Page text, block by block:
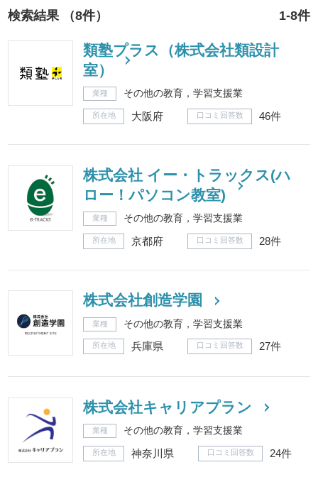
検索結果 （8件） 1-8件
類塾プラス（株式会社類設計
室）
業種 その他の教育，学習支援業
所在地 大阪府 口コミ回答数 46件
株式会社 イー・トラックス(ハ
ロー！パソコン教室)
業種 その他の教育，学習支援業
所在地 京都府 口コミ回答数 28件
株式会社創造学園
業種 その他の教育，学習支援業
所在地 兵庫県 口コミ回答数 27件
株式会社キャリアプラン
業種 その他の教育，学習支援業
所在地 神奈川県 口コミ回答数 24件